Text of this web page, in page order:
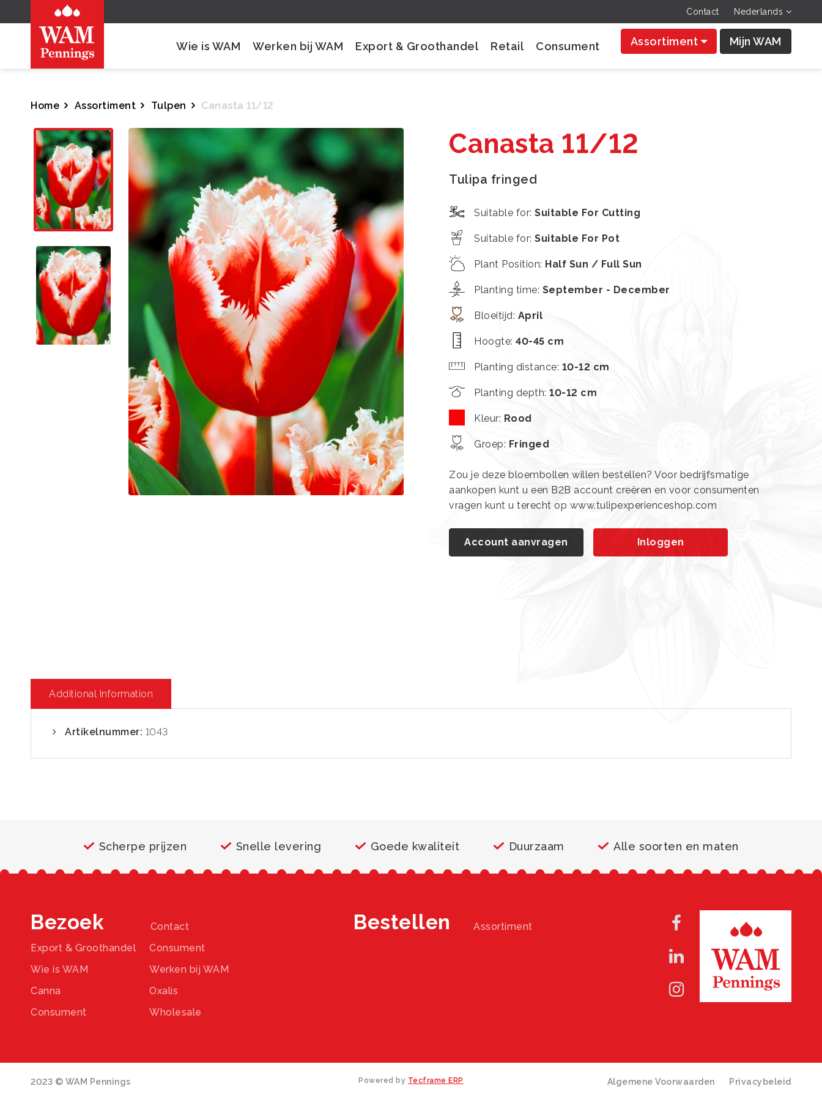
Contact Nederlands
Wie is WAM Werken bij WAM Export & Groothandel Retail Consument Assortiment Mijn WAM
Home Assortiment Tulpen Canasta 11/12
Canasta 11/12
Tulipa fringed
Suitable for: Suitable For Cutting
Suitable for: Suitable For Pot
Plant Position: Half Sun / Full Sun
Planting time: September - December
Bloeitijd: April
Hoogte: 40-45 cm
Planting distance: 10-12 cm
Planting depth: 10-12 cm
Kleur: Rood
Groep: Fringed
Zou je deze bloembollen willen bestellen? Voor bedrijfsmatige
aankopen kunt u een B2B account creëren en voor consumenten
vragen kunt u terecht op www.tulipexperienceshop.com
Account aanvragen Inloggen
Additional Information
Artikelnummer: 1043
Scherpe prijzen Snelle levering Goede kwaliteit Duurzaam Alle soorten en maten
Bezoek
Contact
Export & Groothandel
Consument
Wie is WAM
Werken bij WAM
Canna
Oxalis
Consument
Wholesale
Bestellen Assortiment
2023 © WAM Pennings Powered by Tecframe ERP Algemene Voorwaarden Privacybeleid